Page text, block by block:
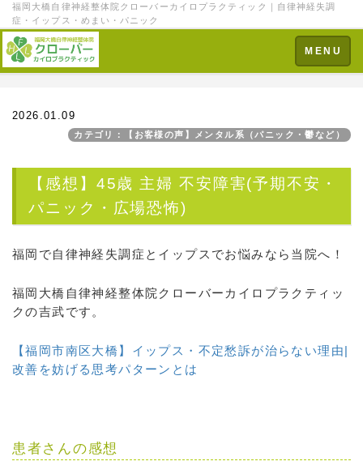
福岡大橋自律神経整体院クローバーカイロプラクティック｜自律神経失調
症・イップス・めまい・パニック
Toggle
navigation
MENU
2026.01.09
カテゴリ：【お客様の声】メンタル系（パニック・鬱など）
【感想】45歳 主婦 不安障害(予期不安・
パニック・広場恐怖)
福岡で自律神経失調症とイップスでお悩みなら当院へ！
福岡大橋自律神経整体院クローバーカイロプラクティッ
クの吉武です。
【福岡市南区大橋】イップス・不定愁訴が治らない理由|
改善を妨げる思考パターンとは
患者さんの感想